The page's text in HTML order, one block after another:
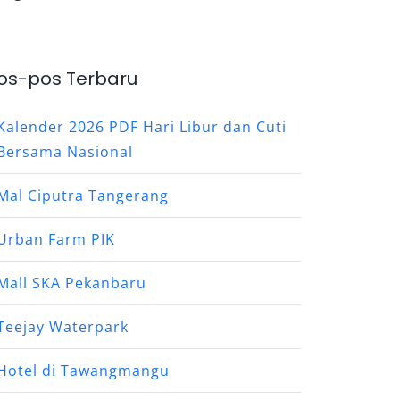
pos Terbaru
2026 PDF Hari Libur dan Cuti
Nasional
Ciputra Tangerang
Farm PIK
SKA Pekanbaru
Waterpark
di Tawangmangu